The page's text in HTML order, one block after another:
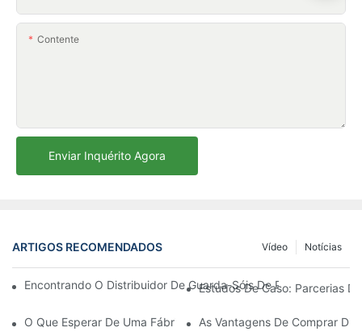
Contente
Enviar Inquérito Agora
ARTIGOS RECOMENDADOS Notícias
Vídeo
Encontrando O Distribuidor De Guarda-Sóis De Praia Ideal
Estudos De Caso: Parcerias
O Que Esperar De Uma Fábrica De Cadeiras De Descanso
As Vantagens De Comprar